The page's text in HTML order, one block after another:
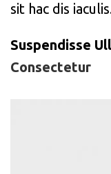
sit hac dis
Suspendisse
Consectetur